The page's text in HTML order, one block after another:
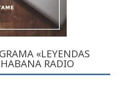
«LEYENDAS
RADIO